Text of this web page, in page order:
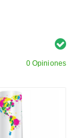
0 Opiniones